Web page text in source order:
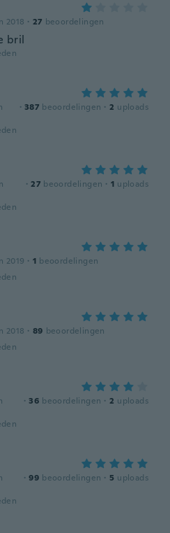
2018 · 27 beoordelingen
bril
· 387 beoordelingen · 2 uploads
· 27 beoordelingen · 1 uploads
2019 · 1 beoordelingen
2018 · 89 beoordelingen
· 36 beoordelingen · 2 uploads
· 99 beoordelingen · 5 uploads